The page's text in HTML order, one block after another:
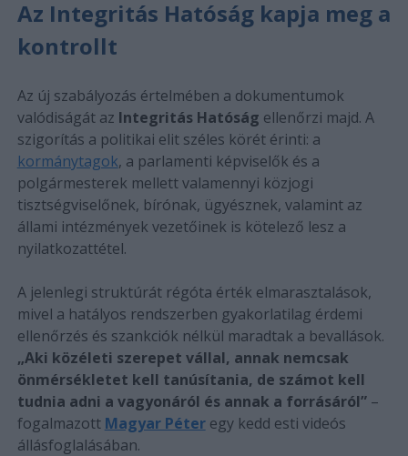
Az Integritás Hatóság kapja meg a
kontrollt
Az új szabályozás értelmében a dokumentumok
valódiságát az Integritás Hatóság ellenőrzi majd. A
szigorítás a politikai elit széles körét érinti: a
kormánytagok, a parlamenti képviselők és a
polgármesterek mellett valamennyi közjogi
tisztségviselőnek, bírónak, ügyésznek, valamint az
állami intézmények vezetőinek is kötelező lesz a
nyilatkozattétel.
A jelenlegi struktúrát régóta érték elmarasztalások,
mivel a hatályos rendszerben gyakorlatilag érdemi
ellenőrzés és szankciók nélkül maradtak a bevallások.
„Aki közéleti szerepet vállal, annak nemcsak
önmérsékletet kell tanúsítania, de számot kell
tudnia adni a vagyonáról és annak a forrásáról” –
fogalmazott Magyar Péteregy kedd esti videós
állásfoglalásában.